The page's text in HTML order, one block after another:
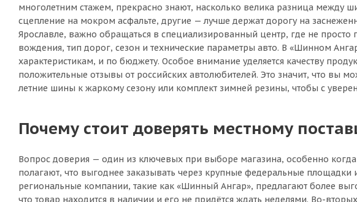
многолетним стажем, прекрасно знают, насколько велика разница между
сцепление на мокром асфальте, другие — лучше держат дорогу на
Ярославле, важно обращаться в специализированный центр, где не
вождения, тип дорог, сезон и технические параметры авто. В «Шинном
характеристикам, и по бюджету. Особое внимание уделяется качеству
положительные отзывы от российских автолюбителей. Это значит, что вы
летние шины к жаркому сезону или комплект зимней резины, чтобы с
Почему стоит доверять местному
Вопрос доверия — один из ключевых при выборе магазина, особенно
полагают, что выгоднее заказывать через крупные федеральные
региональные компании, такие как «Шинный Ангар», предлагают более
что товар находится в наличии и его не придётся ждать неделями. Во-